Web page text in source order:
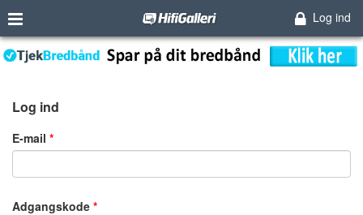
Log ind
Log ind
E-mail
Adgangskode